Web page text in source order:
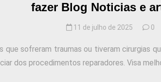
fazer Blog Noticias e
11 de julho de 2025 0
que sofreram traumas ou tiveram cirurgias
dos procedimentos reparadores. Visa